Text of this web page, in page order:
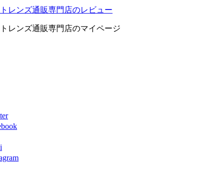
レンズ通販専門店のレビュー
レンズ通販専門店のマイページ